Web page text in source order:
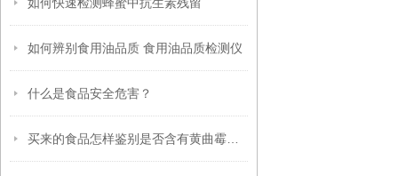
如何辨别食用油品质 食用油品质检测仪
什么是食品安全危害？